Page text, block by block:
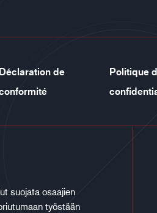
Déclaration de
Politique
suojata osaajien
työstään